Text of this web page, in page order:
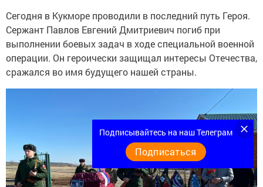
Сегодня в Кукморе проводили в последний путь Героя.
Сержант Павлов Евгений Дмитриевич погиб при
выполнении боевых задач в ходе специальной военной
операции. Он героически защищал интересы Отечества,
сражался во имя будущего нашей страны.
Подписывайтесь на наш Телеграм
Подписаться